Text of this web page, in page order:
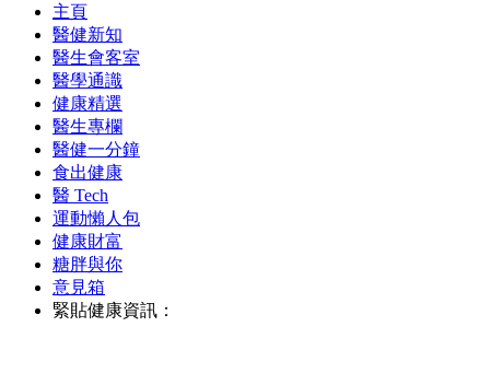
主頁
醫健新知
醫生會客室
醫學通識
健康精選
醫生專欄
醫健一分鐘
食出健康
醫 Tech
運動懶人包
健康財富
糖胖與你
意見箱
緊貼健康資訊：